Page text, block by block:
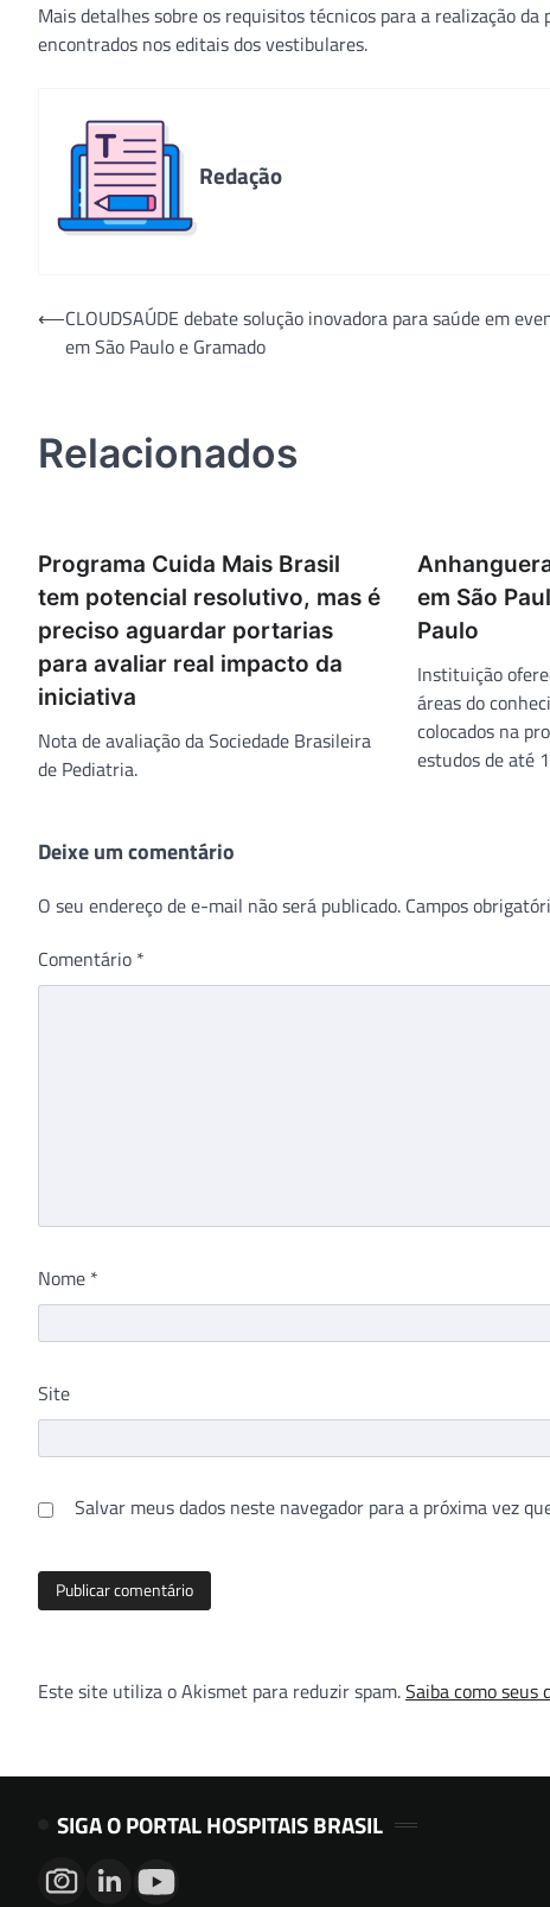
Mais detalhes sobre os requisitos técnicos para a realização
encontrados nos editais dos vestibulares.
Redação
Navegação
⟵CLOUDSAÚDE debate solução inovadora para saúde em
em São Paulo e Gramado
Relacionados
Programa Cuida Mais Brasil
tem potencial resolutivo, mas é
preciso aguardar portarias
para avaliar real impacto da
iniciativa
Nota de avaliação da Sociedade Brasileira
de Pediatria.
em São
Paulo
Instituição
áreas do
colocados na
estudos de até
Deixe um comentário
O seu endereço de e-mail não será publicado. Campos
Comentário *
Nome *
Site
Salvar meus dados neste navegador para a próxima vez
Este site utiliza o Akismet para reduzir spam.Saiba como seus
SIGA O PORTAL HOSPITAIS BRASIL